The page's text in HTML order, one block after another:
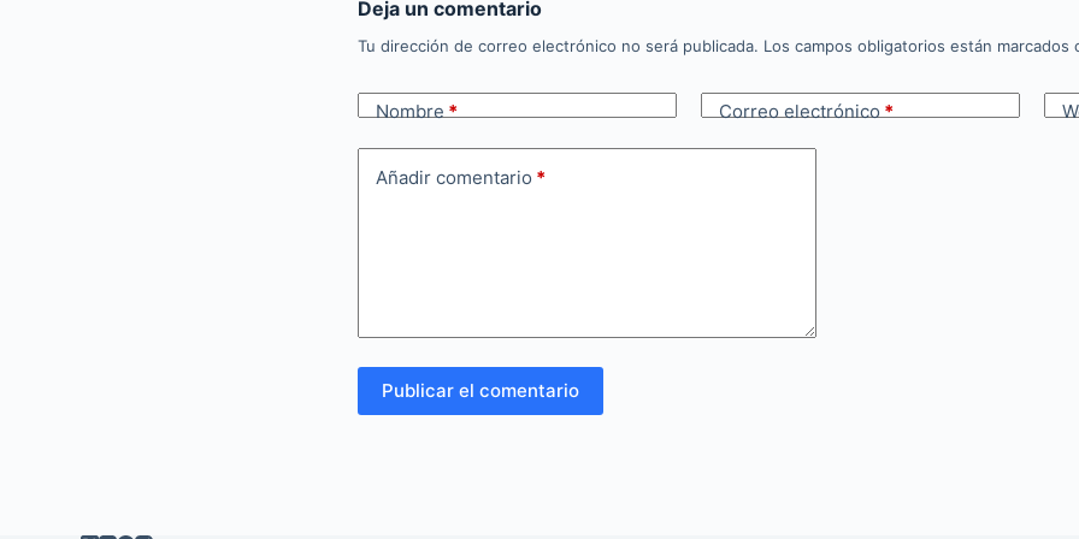
Deja un comentario
Tu dirección de correo electrónico no será publicada. Los campos obligatorios están marcados
Nombre* Correo electrónico*
Añadir comentario *
Publicar el comentario